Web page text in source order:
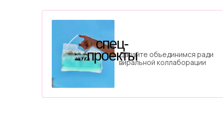
Давайте объединимся ради
виральной коллаборации
спец-
проекты